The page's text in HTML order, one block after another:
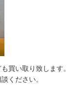
買い取り致します。
ください。